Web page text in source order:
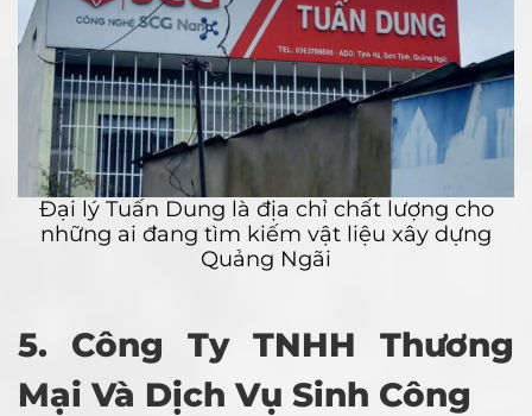
Đại lý Tuấn Dung là địa chỉ chất lượng cho
những ai đang tìm kiếm vật liệu xây dựng
Quảng Ngãi
5. Công Ty TNHH Thương
Mại Và Dịch Vụ Sinh Công